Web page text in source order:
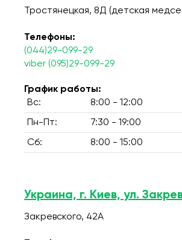
Тростянецкая, 8Д (детская
Телефоны:
(044)29-099-29
viber (095)29-099-29
График работы:
Вс:
8:00 - 12:00
Пн-Пт: 7:30 - 19:00
Сб: 8:00 - 15:00
Украина, г. Киев, ул.
Закревского, 42А